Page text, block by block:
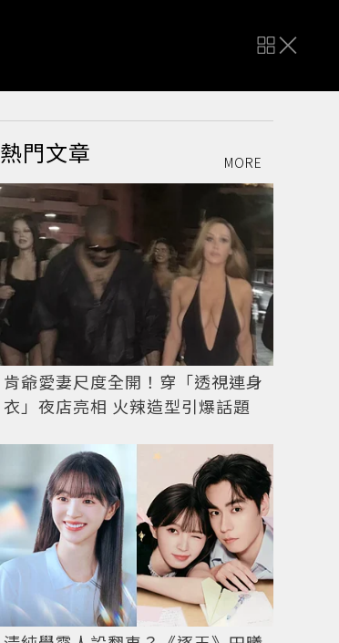
熱門文章 MORE
肯爺愛妻尺度全開！穿「透視連身
衣」夜店亮相 火辣造型引爆話題